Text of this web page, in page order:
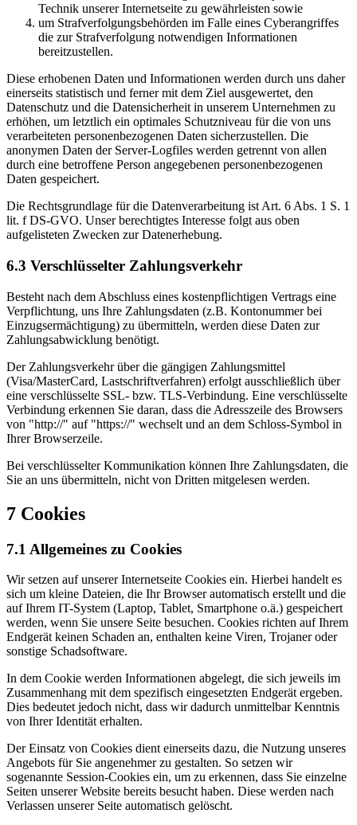
Technik unserer Internetseite zu gewährleisten sowie
um Strafverfolgungsbehörden im Falle eines Cyberangriffes
die zur Strafverfolgung notwendigen Informationen
bereitzustellen.
Diese erhobenen Daten und Informationen werden durch uns daher
einerseits statistisch und ferner mit dem Ziel ausgewertet, den
Datenschutz und die Datensicherheit in unserem Unternehmen zu
erhöhen, um letztlich ein optimales Schutzniveau für die von uns
verarbeiteten personenbezogenen Daten sicherzustellen. Die
anonymen Daten der Server-Logfiles werden getrennt von allen
durch eine betroffene Person angegebenen personenbezogenen
Daten gespeichert.
Die Rechtsgrundlage für die Datenverarbeitung ist Art. 6 Abs. 1 S. 1
lit. f DS-GVO. Unser berechtigtes Interesse folgt aus oben
aufgelisteten Zwecken zur Datenerhebung.
6.3 Verschlüsselter Zahlungsverkehr
Besteht nach dem Abschluss eines kostenpflichtigen Vertrags eine
Verpflichtung, uns Ihre Zahlungsdaten (z.B. Kontonummer bei
Einzugsermächtigung) zu übermitteln, werden diese Daten zur
Zahlungsabwicklung benötigt.
Der Zahlungsverkehr über die gängigen Zahlungsmittel
(Visa/MasterCard, Lastschriftverfahren) erfolgt ausschließlich über
eine verschlüsselte SSL- bzw. TLS-Verbindung. Eine verschlüsselte
Verbindung erkennen Sie daran, dass die Adresszeile des Browsers
von "http://" auf "https://" wechselt und an dem Schloss-Symbol in
Ihrer Browserzeile.
Bei verschlüsselter Kommunikation können Ihre Zahlungsdaten, die
Sie an uns übermitteln, nicht von Dritten mitgelesen werden.
7 Cookies
7.1 Allgemeines zu Cookies
Wir setzen auf unserer Internetseite Cookies ein. Hierbei handelt es
sich um kleine Dateien, die Ihr Browser automatisch erstellt und die
auf Ihrem IT-System (Laptop, Tablet, Smartphone o.ä.) gespeichert
werden, wenn Sie unsere Seite besuchen. Cookies richten auf Ihrem
Endgerät keinen Schaden an, enthalten keine Viren, Trojaner oder
sonstige Schadsoftware.
In dem Cookie werden Informationen abgelegt, die sich jeweils im
Zusammenhang mit dem spezifisch eingesetzten Endgerät ergeben.
Dies bedeutet jedoch nicht, dass wir dadurch unmittelbar Kenntnis
von Ihrer Identität erhalten.
Der Einsatz von Cookies dient einerseits dazu, die Nutzung unseres
Angebots für Sie angenehmer zu gestalten. So setzen wir
sogenannte Session-Cookies ein, um zu erkennen, dass Sie einzelne
Seiten unserer Website bereits besucht haben. Diese werden nach
Verlassen unserer Seite automatisch gelöscht.